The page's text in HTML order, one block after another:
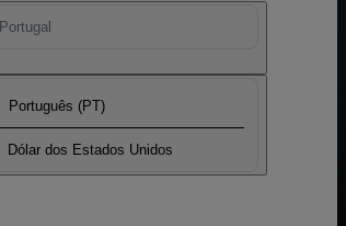
Portugal
Português (PT)
Dólar dos Estados Unidos